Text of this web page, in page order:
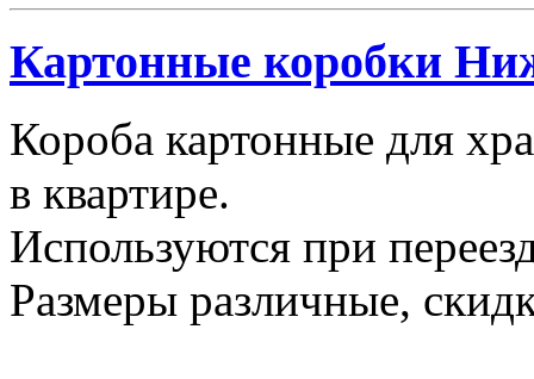
Картонные коробки
Короба картонные для
в квартире.
Используются при
Размеры различные,